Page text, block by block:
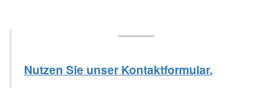
Nutzen Sie unser Kontaktformular.